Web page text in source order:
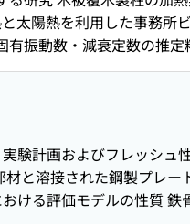
分的にプレキャスト部材
施設内ビオトープの鳥
る‌打設コンクリート高さ
ックシステムの開発 屋内
太陽熱を利用した事務所
振動数・減衰定数の推
音ユニットの遮音特性 薄
響に関する実験的検討
せ基礎実験結果 アーム型
ンクリートの打込み方法
よびかぶりの硬化品質に
部分的にプレキャスト部
用薬剤改良 : 諸条件を想
験計画およびフレッシュ
と溶接された鋼製プレー
ける評価モデルの性質 鉄